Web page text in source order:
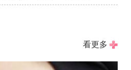
看更多